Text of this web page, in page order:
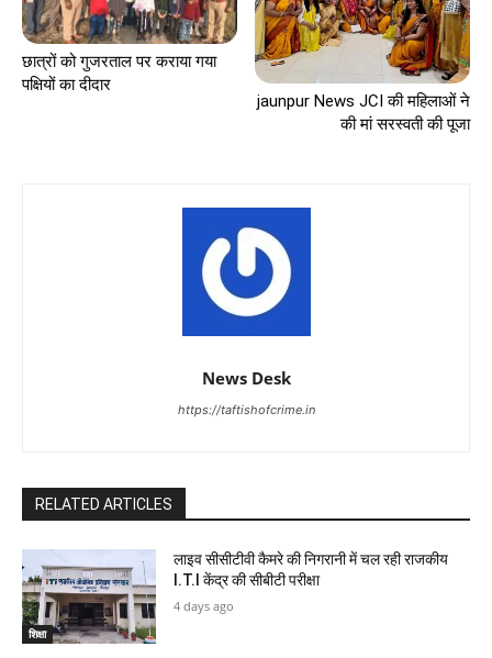
छात्रों को गुजरताल पर कराया गया
पक्षियों का दीदार
jaunpur News JCI की महिलाओं ने
की मां सरस्वती की पूजा
News Desk
https://taftishofcrime.in
RELATED ARTICLES
शिक्षा
लाइव सीसीटीवी कैमरे की निगरानी में चल रही राजकीय
I.T.I केंद्र की सीबीटी परीक्षा
4 days ago